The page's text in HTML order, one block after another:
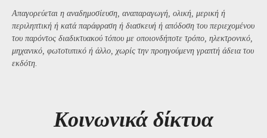
Απαγορεύεται η αναδημοσίευση, αναπαραγωγή, ολική, μερική ή
περιληπτική ή κατά παράφραση ή διασκευή ή απόδοση του περιεχομένου
του παρόντος διαδικτυακού τόπου με οποιονδήποτε τρόπο, ηλεκτρονικό,
μηχανικό, φωτοτυπικό ή άλλο, χωρίς την προηγούμενη γραπτή άδεια του
εκδότη.
Kοινωνικά δίκτυα